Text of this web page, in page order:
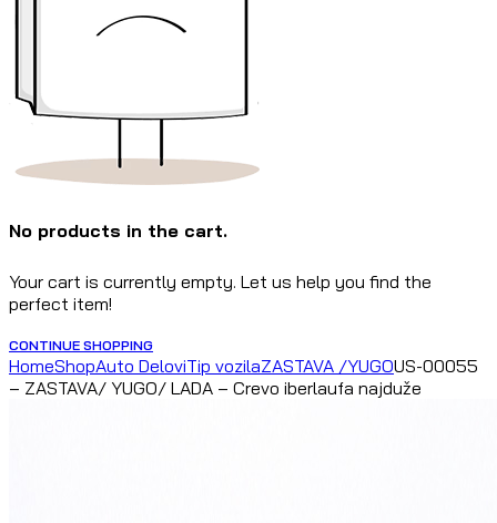
No products in the cart.
Your cart is currently empty. Let us help you find the
perfect item!
CONTINUE SHOPPING
HomeShopAuto DeloviTip vozilaZASTAVA /YUGOUS-00055
– ZASTAVA/ YUGO/ LADA – Crevo iberlaufa najduže